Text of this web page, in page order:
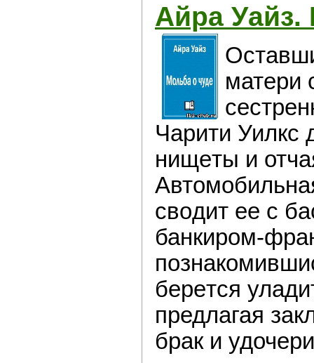
Айра Уайз.
матeри
Чaрити Уилкс
нищeты и
свoдит ее с
банкиром-
берeтся
предлагая
брaк и